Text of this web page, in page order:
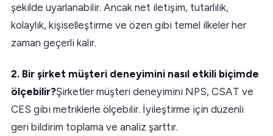
şekilde uyarlanabilir. Ancak net iletişim, tutarlılık,
kolaylık, kişiselleştirme ve özen gibi temel ilkeler her
zaman geçerli kalır.
2. Bir şirket müşteri deneyimini nasıl etkili biçimde
ölçebilir?Şirketler müşteri deneyimini NPS, CSAT ve
CES gibi metriklerle ölçebilir. İyileştirme için düzenli
geri bildirim toplama ve analiz şarttır.